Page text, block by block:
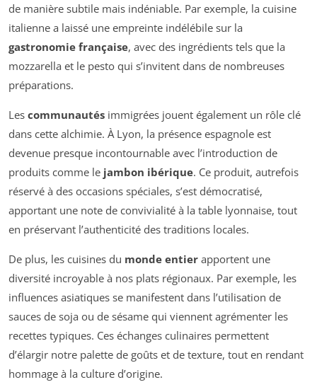
de manière subtile mais indéniable. Par exemple, la cuisine
italienne a laissé une empreinte indélébile sur la
gastronomie française, avec des ingrédients tels que la
mozzarella et le pesto qui s’invitent dans de nombreuses
préparations.
Les communautés immigrées jouent également un rôle clé
dans cette alchimie. À Lyon, la présence espagnole est
devenue presque incontournable avec l’introduction de
produits comme le jambon ibérique. Ce produit, autrefois
réservé à des occasions spéciales, s’est démocratisé,
apportant une note de convivialité à la table lyonnaise, tout
en préservant l’authenticité des traditions locales.
De plus, les cuisines du monde entier apportent une
diversité incroyable à nos plats régionaux. Par exemple, les
influences asiatiques se manifestent dans l’utilisation de
sauces de soja ou de sésame qui viennent agrémenter les
recettes typiques. Ces échanges culinaires permettent
d’élargir notre palette de goûts et de texture, tout en rendant
hommage à la culture d’origine.